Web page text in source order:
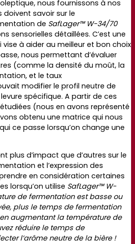
nous fournissons à nos
doivent savoir sur le
de SafLager™ W-34/70
sensorielles détaillées. C’est une
à aider au meilleur et bon choix
nous permettant d’évaluer
(comme la densité du moût, la
et le taux
modifier le profil neutre de
spécifique. A partir de ces
(nous en avons représenté
obtenu une matrice qui nous
ce passe lorsqu’on change une
plus d’impact que d’autres sur le
et l’expression des
en considération certaines
lorsqu’on utilise SafLager™ W-
de fermentation est basse ou
plus le temps de fermentation
augmentant la température de
réduire le temps de
l’arôme neutre de la bière !